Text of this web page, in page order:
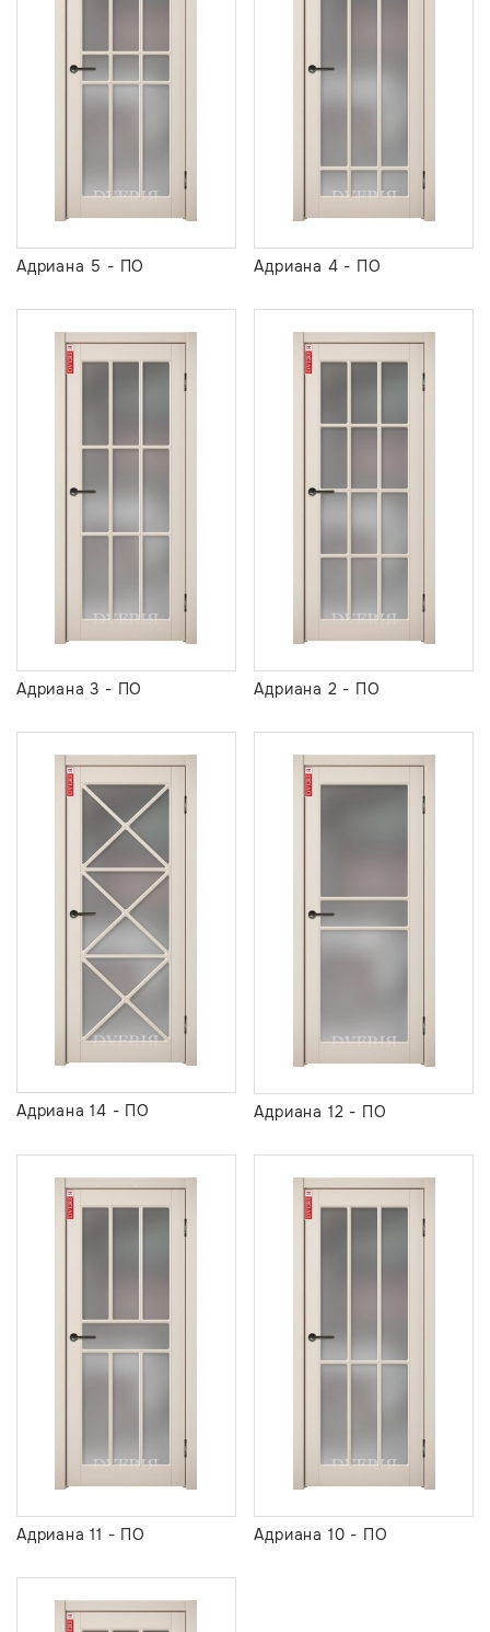
Адриана 5 - ПО Адриана 4 - ПО
Адриана 3 - ПО Адриана 2 - ПО
Адриана 14 - ПО Адриана 12 - ПО
Адриана 11 - ПО Адриана 10 - ПО